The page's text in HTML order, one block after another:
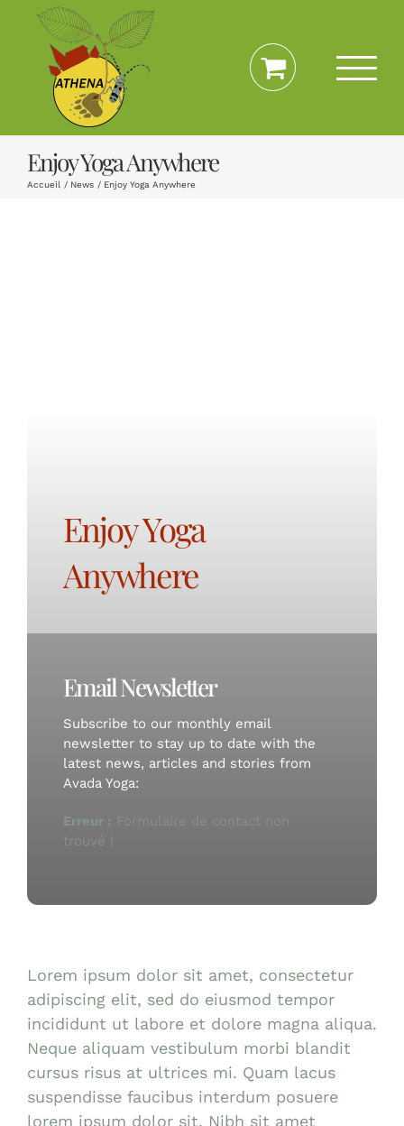
Passer
contenu
Enjoy Yoga Anywhere
Accueil News Enjoy Yoga Anywhere
Enjoy Yoga
Anywhere
Email Newsletter
Subscribe to our monthly email
newsletter to stay up to date with the
latest news, articles and stories from
Avada Yoga:
Erreur : Formulaire de contact non
trouvé !
Lorem ipsum dolor sit amet, consectetur
adipiscing elit, sed do eiusmod tempor
incididunt ut labore et dolore magna aliqua.
Neque aliquam vestibulum morbi blandit
cursus risus at ultrices mi. Quam lacus
suspendisse faucibus interdum posuere
lorem ipsum dolor sit. Nibh sit amet